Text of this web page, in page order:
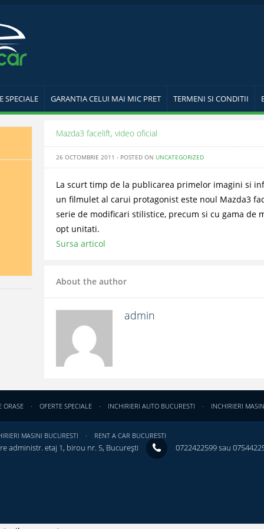
SPECIALE GARANTIA CELUI MAI MIC PRET TERMENI SI CONDITII
Mazda3 facelift, video oficial
26 OCTOMBRIE 2011 - POSTED ON UNCATEGORIZED
La scurt timp de la publicarea primelor imagini si
un filmulet al carui protagonist este noul Mazda3
serie de modificari stilistice, precum si cu gama de
opt unitati.
Sursa articol
About the author
admin
ORASE OFERTE SPECIALE INCHIRIERI AUTO BUCURESTI INCHIRIERI
MASINI BUCURESTI RENT A CAR BUCURESTI
administr. etaj 1, birou nr. 5, București 0722422599 sau